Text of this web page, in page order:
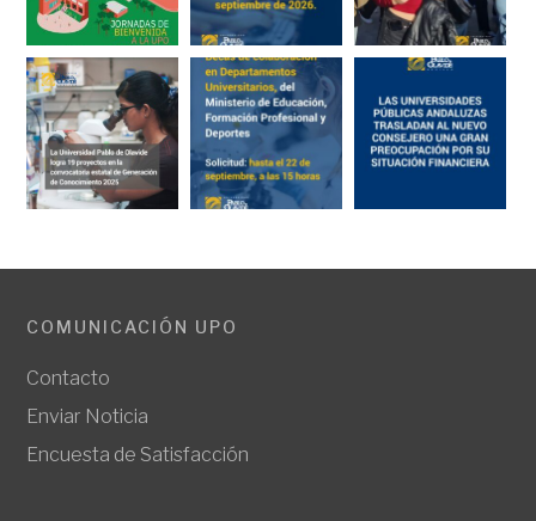
COMUNICACIÓN UPO
Contacto
Enviar Noticia
Encuesta de Satisfacción